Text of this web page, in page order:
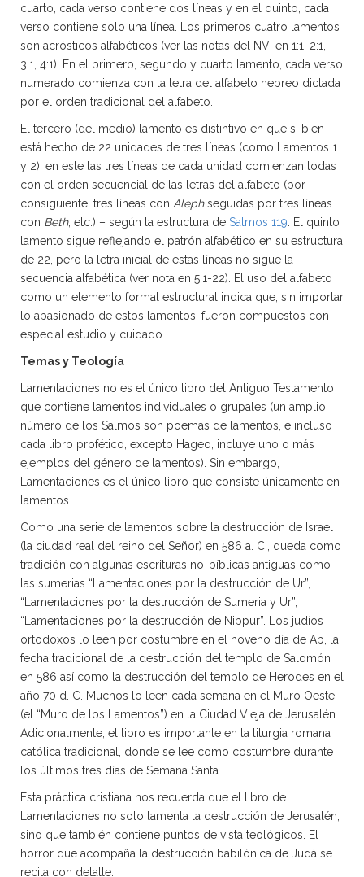
cuarto, cada verso contiene dos líneas y en el quinto, cada
verso contiene solo una línea. Los primeros cuatro lamentos
son acrósticos alfabéticos (ver las notas del NVI en 1:1, 2:1,
3:1, 4:1). En el primero, segundo y cuarto lamento, cada verso
numerado comienza con la letra del alfabeto hebreo dictada
por el orden tradicional del alfabeto.
El tercero (del medio) lamento es distintivo en que si bien
está hecho de 22 unidades de tres líneas (como Lamentos 1
y 2), en este las tres líneas de cada unidad comienzan todas
con el orden secuencial de las letras del alfabeto (por
consiguiente, tres líneas con Alephseguidas por tres líneas
con Beth, etc.) – según la estructura de Salmos 119 . El quinto
lamento sigue reflejando el patrón alfabético en su estructura
de 22, pero la letra inicial de estas líneas no sigue la
secuencia alfabética (ver nota en 5:1-22). El uso del alfabeto
como un elemento formal estructural indica que, sin importar
lo apasionado de estos lamentos, fueron compuestos con
especial estudio y cuidado.
Temas y Teología
Lamentaciones no es el único libro del Antiguo Testamento
que contiene lamentos individuales o grupales (un amplio
número de los Salmos son poemas de lamentos, e incluso
cada libro profético, excepto Hageo, incluye uno o más
ejemplos del género de lamentos). Sin embargo,
Lamentaciones es el único libro que consiste únicamente en
lamentos.
Como una serie de lamentos sobre la destrucción de Israel
(la ciudad real del reino del Señor) en 586 a. C., queda como
tradición con algunas escrituras no-bíblicas antiguas como
las sumerias “Lamentaciones por la destrucción de Ur”,
“Lamentaciones por la destrucción de Sumeria y Ur”,
“Lamentaciones por la destrucción de Nippur”. Los judíos
ortodoxos lo leen por costumbre en el noveno día de Ab, la
fecha tradicional de la destrucción del templo de Salomón
en 586 así como la destrucción del templo de Herodes en el
año 70 d. C. Muchos lo leen cada semana en el Muro Oeste
(el “Muro de los Lamentos”) en la Ciudad Vieja de Jerusalén.
Adicionalmente, el libro es importante en la liturgia romana
católica tradicional, donde se lee como costumbre durante
los últimos tres días de Semana Santa.
Esta práctica cristiana nos recuerda que el libro de
Lamentaciones no solo lamenta la destrucción de Jerusalén,
sino que también contiene puntos de vista teológicos. El
horror que acompaña la destrucción babilónica de Judá se
recita con detalle: